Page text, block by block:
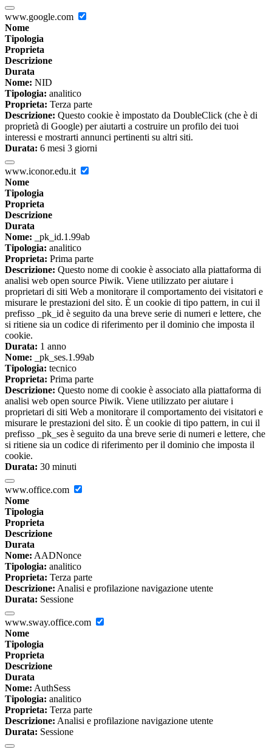
www.google.com
Nome
Tipologia
Proprieta
Descrizione
Durata
Nome: NID
Tipologia: analitico
Proprieta: Terza parte
Descrizione: Questo cookie è impostato da DoubleClick (che è di
proprietà di Google) per aiutarti a costruire un profilo dei tuoi
interessi e mostrarti annunci pertinenti su altri siti.
Durata: 6 mesi 3 giorni
www.iconor.edu.it
Nome
Tipologia
Proprieta
Descrizione
Durata
Nome: _pk_id.1.99ab
Tipologia: analitico
Proprieta: Prima parte
Descrizione: Questo nome di cookie è associato alla piattaforma di
analisi web open source Piwik. Viene utilizzato per aiutare i
proprietari di siti Web a monitorare il comportamento dei visitatori e
misurare le prestazioni del sito. È un cookie di tipo pattern, in cui il
prefisso _pk_id è seguito da una breve serie di numeri e lettere, che
si ritiene sia un codice di riferimento per il dominio che imposta il
cookie.
Durata: 1 anno
Nome: _pk_ses.1.99ab
Tipologia: tecnico
Proprieta: Prima parte
Descrizione: Questo nome di cookie è associato alla piattaforma di
analisi web open source Piwik. Viene utilizzato per aiutare i
proprietari di siti Web a monitorare il comportamento dei visitatori e
misurare le prestazioni del sito. È un cookie di tipo pattern, in cui il
prefisso _pk_ses è seguito da una breve serie di numeri e lettere, che
si ritiene sia un codice di riferimento per il dominio che imposta il
cookie.
Durata: 30 minuti
www.office.com
Nome
Tipologia
Proprieta
Descrizione
Durata
Nome: AADNonce
Tipologia: analitico
Proprieta: Terza parte
Descrizione: Analisi e profilazione navigazione utente
Durata: Sessione
www.sway.office.com
Nome
Tipologia
Proprieta
Descrizione
Durata
Nome: AuthSess
Tipologia: analitico
Proprieta: Terza parte
Descrizione: Analisi e profilazione navigazione utente
Durata: Sessione